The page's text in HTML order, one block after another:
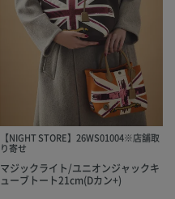
【NIGHT STORE】26WS01004※店舗取
り寄せ
マジックライト/ユニオンジャックキ
ューブトート21cm(Dカン+)